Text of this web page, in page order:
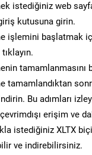
istediğiniz web
kutusuna girin.
işlemini başlatmak
tamamlanmasını
tamamlandıktan
Bu adımları
erişim ve
istediğiniz XLTX
ve indirebilirsiniz.